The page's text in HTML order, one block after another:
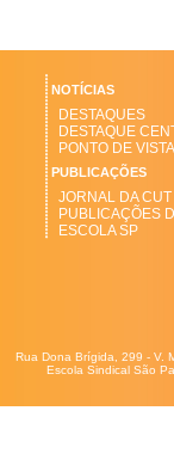
NOTÍCIAS
DESTAQUES
DESTAQUE
PONTO DE VISTA
PUBLICAÇÕES
JORNAL DA CUT
PUBLICAÇÕES
ESCOLA SP
Rua Dona Brígida, 299 - V.
Escola Sindical São